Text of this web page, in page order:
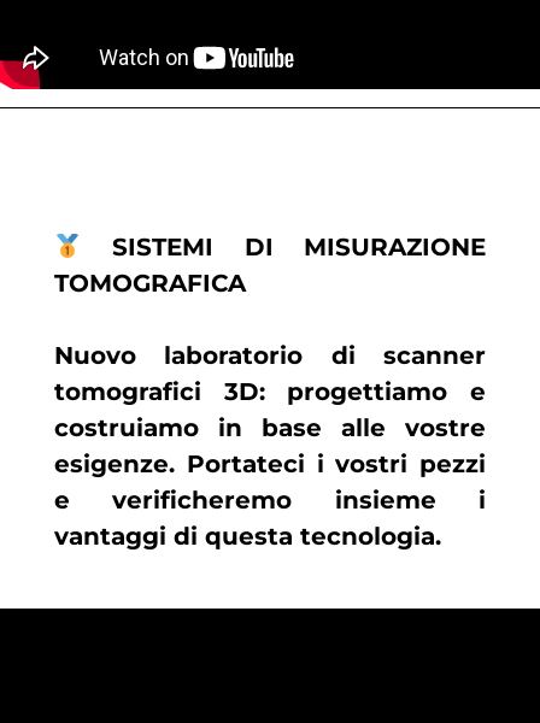
SISTEMI DI MISURAZIONE
TOMOGRAFICA
Nuovo laboratorio di scanner
tomografici 3D: progettiamo e
costruiamo in base alle vostre
esigenze. Portateci i vostri pezzi
e verificheremo insieme i
vantaggi di questa tecnologia.